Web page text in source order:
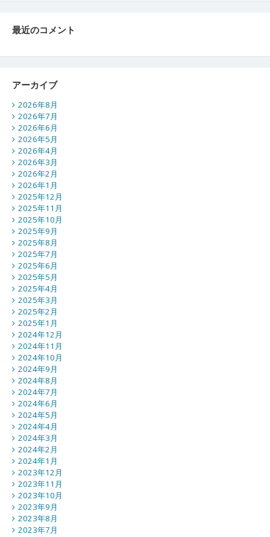
最近のコメント
アーカイブ
2026年8月
2026年7月
2026年6月
2026年5月
2026年4月
2026年3月
2026年2月
2026年1月
2025年12月
2025年11月
2025年10月
2025年9月
2025年8月
2025年7月
2025年6月
2025年5月
2025年4月
2025年3月
2025年2月
2025年1月
2024年12月
2024年11月
2024年10月
2024年9月
2024年8月
2024年7月
2024年6月
2024年5月
2024年4月
2024年3月
2024年2月
2024年1月
2023年12月
2023年11月
2023年10月
2023年9月
2023年8月
2023年7月